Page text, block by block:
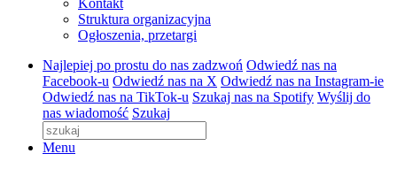
Kontakt
Struktura organizacyjna
Ogłoszenia, przetargi
Najlepiej po prostu do nas zadzwoń Odwiedź nas na
Facebook-u Odwiedź nas na X Odwiedź nas na Instagram-ie
Odwiedź nas na TikTok-u Szukaj nas na Spotify Wyślij do
nas wiadomość Szukaj
Menu